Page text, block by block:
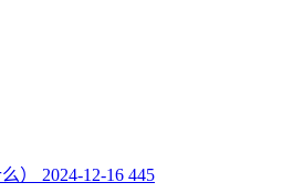
） 2024-12-16 445